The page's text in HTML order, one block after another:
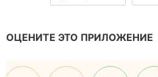
ОЦЕНИТЕ ЭТО ПРИЛОЖЕНИЕ